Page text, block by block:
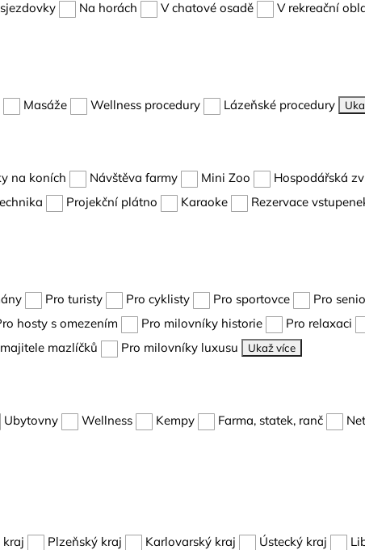
Na horách V chatové osadě V rekreační
Masáže Wellness procedury Lázeňské procedury
na koních Návštěva farmy Mini Zoo Hospodářská
Projekční plátno Karaoke Rezervace
Pro turisty Pro cyklisty Pro sportovce Pro
hosty s omezením Pro milovníky historie Pro relaxaci
mazlíčků Pro milovníky luxusu Ukaž více
Ubytovny Wellness Kempy Farma, statek, ranč
kraj Plzeňský kraj Karlovarský kraj Ústecký kraj